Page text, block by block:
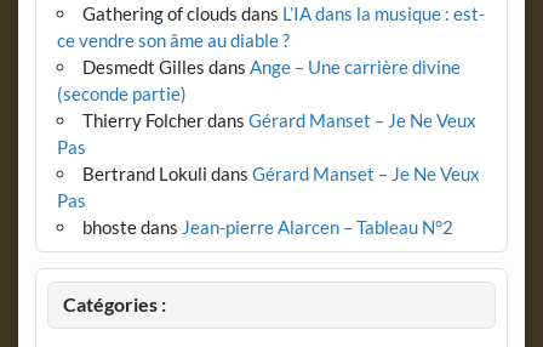
Gathering of clouds dans L’IA dans la musique : est-
ce vendre son âme au diable ?
Desmedt Gilles dans Ange – Une carrière divine
(seconde partie)
Thierry Folcherdans Gérard Manset – Je Ne Veux
Pas
Bertrand Lokuli dans Gérard Manset – Je Ne Veux
Pas
bhostedans Jean-pierre Alarcen – Tableau N°2
Catégories :